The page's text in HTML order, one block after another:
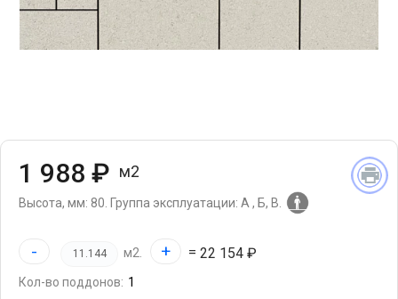
1 988 ₽ м2
Высота, мм: 80. Группа эксплуатации: А , Б, В.
- м2. + = 22 154 ₽
Кол-во поддонов: